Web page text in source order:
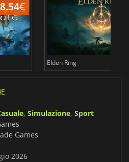
€
Elden Ring
, Simulazione, Sport
Games
2026